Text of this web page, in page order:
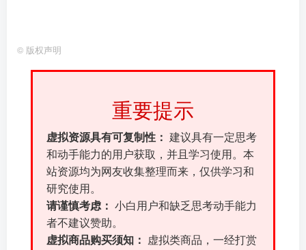
© 版权声明
重要提示
虚拟资源具有可复制性： 建议具有一定思考
和动手能力的用户获取，并且学习使用。本
站资源均为网友收集整理而来，仅供学习和
研究使用。
请谨慎考虑： 小白用户和缺乏思考动手能力
者不建议赞助。
虚拟商品购买须知：
虚拟类商品，一经打赏